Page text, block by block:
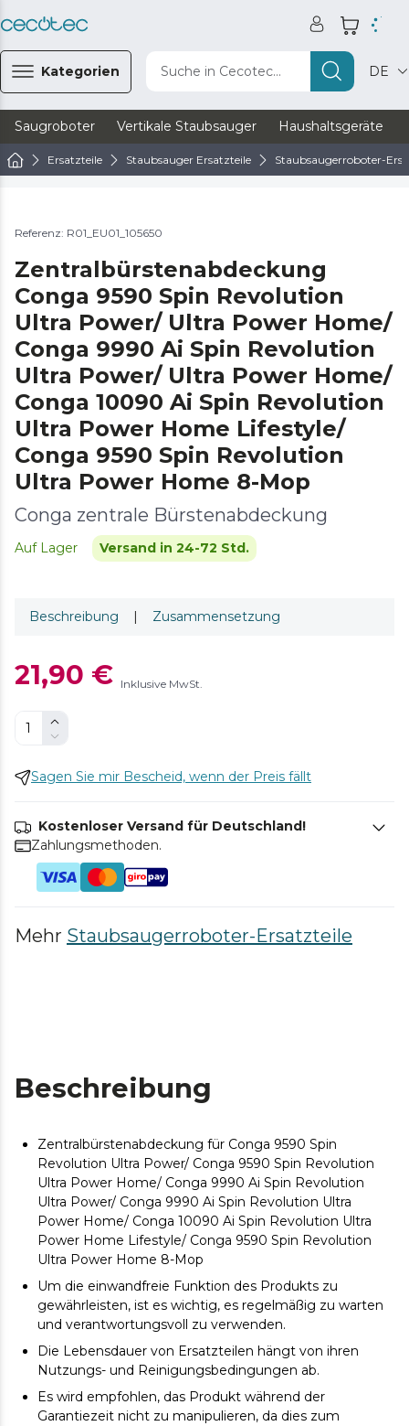
Kategorien Suche in Cecotec... DE
Saugroboter Vertikale Staubsauger Haushaltsgeräte
Ersatzteile Staubsauger Ersatzteile Staubsaugerroboter-
Referenz: R01_EU01_105650
Zentralbürstenabdeckung
Conga 9590 Spin Revolution
Ultra Power/ Ultra Power Home/
Conga 9990 Ai Spin Revolution
Ultra Power/ Ultra Power Home/
Conga 10090 Ai Spin Revolution
Ultra Power Home Lifestyle/
Conga 9590 Spin Revolution
Ultra Power Home 8-Mop
Conga zentrale Bürstenabdeckung
Auf Lager Versand in 24-72 Std.
Beschreibung | Zusammensetzung
21,90 € Inklusive MwSt.
Sagen Sie mir Bescheid, wenn der Preis fällt
Kostenloser Versand für Deutschland!
Zahlungsmethoden.
Mehr Staubsaugerroboter-Ersatzteile
Beschreibung
Zentralbürstenabdeckung für Conga 9590 Spin
Revolution Ultra Power/ Conga 9590 Spin Revolution
Ultra Power Home/ Conga 9990 Ai Spin Revolution
Ultra Power/ Conga 9990 Ai Spin Revolution Ultra
Power Home/ Conga 10090 Ai Spin Revolution Ultra
Power Home Lifestyle/ Conga 9590 Spin Revolution
Ultra Power Home 8-Mop
Um die einwandfreie Funktion des Produkts zu
gewährleisten, ist es wichtig, es regelmäßig zu warten
und verantwortungsvoll zu verwenden.
Die Lebensdauer von Ersatzteilen hängt von ihren
Nutzungs- und Reinigungsbedingungen ab.
Es wird empfohlen, das Produkt während der
Garantiezeit nicht zu manipulieren, da dies zum